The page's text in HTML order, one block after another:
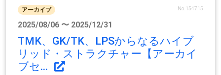
アーカイブ No.154715
2025/08/06 〜 2025/12/31
TMK、GK/TK、LPSからなるハイブ
リッド・ストラクチャー【アーカイ
ブセ...